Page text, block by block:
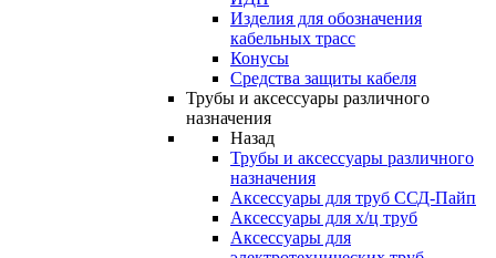
Изделия для обозначения
кабельных трасс
Конусы
Средства защиты кабеля
Трубы и аксессуары различного
назначения
Назад
Трубы и аксессуары различного
назначения
Аксессуары для труб ССД-Пайп
Аксессуары для х/ц труб
Аксессуары для